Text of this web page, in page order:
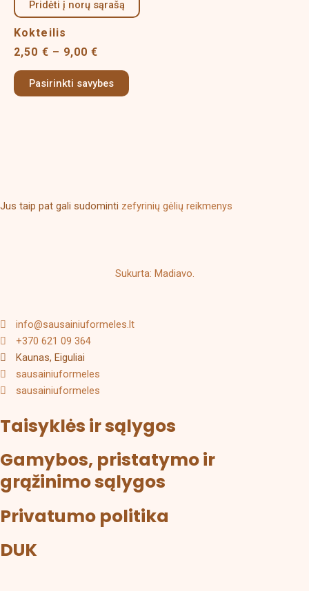
page
Pridėti į norų sąrašą
Kokteilis
2,50 € – 9,00€
through
Pasirinkti savybes
has
options
may
Jus taip pat gali sudominti zefyrinių gėlių reikmenys
Sukurta: Madiavo.
info@sausainiuformeles.lt
+370 621 09 364
Kaunas, Eiguliai
sausainiuformeles
sausainiuformeles
Taisyklės ir sąlygos
Gamybos, pristatymo ir
grąžinimo sąlygos
Privatumo politika
DUK